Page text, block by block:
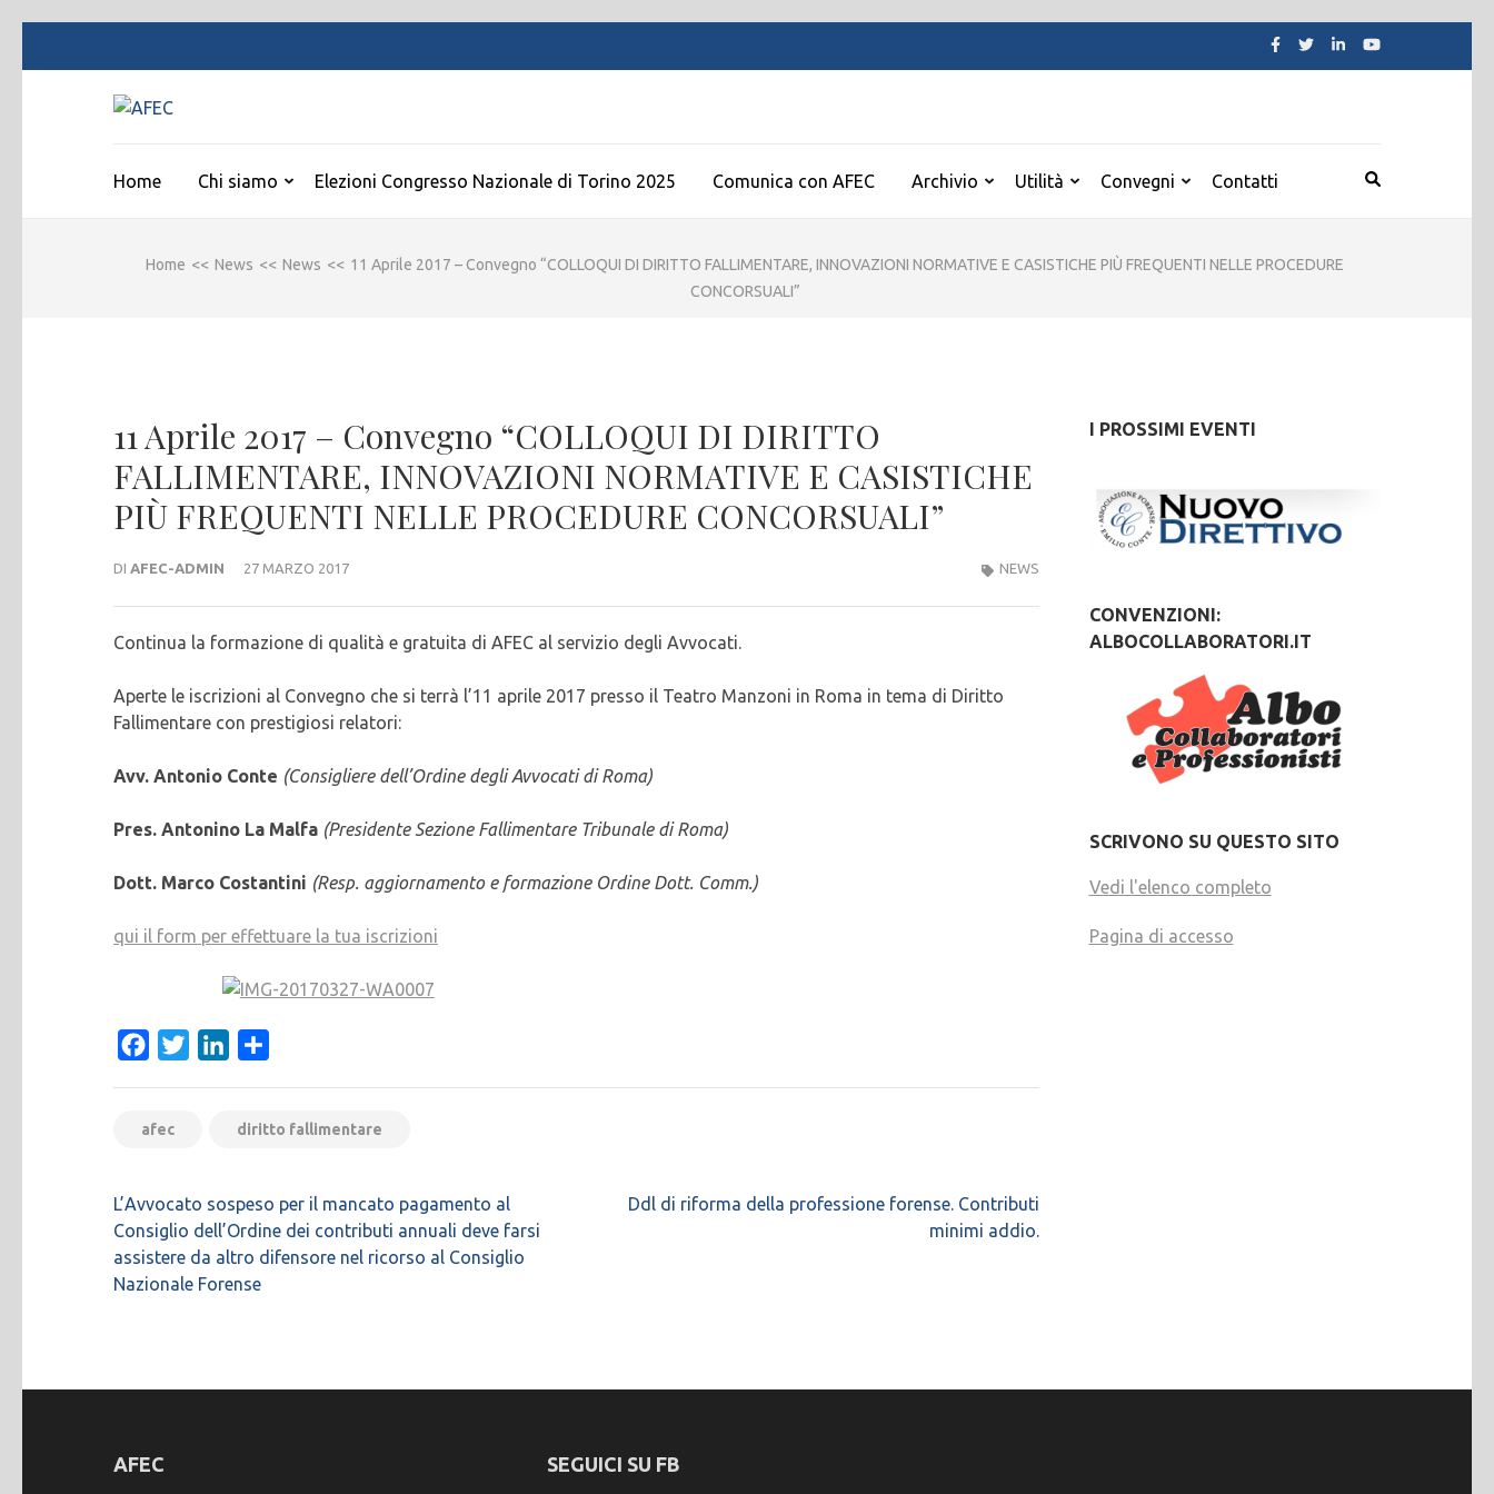
Home Chi siamo Elezioni Congresso Nazionale di Torino 2025 Comunica con AFEC Archivio Utilità Convegni Contatti
Home << News << News << 11 Aprile 2017 – Convegno “COLLOQUI DI DIRITTO FALLIMENTARE, INNOVAZIONI NORMATIVE E CASISTICHE PIÙ FREQUENTI NELLE PROCEDURE
CONCORSUALI”
11 Aprile 2017 – Convegno “COLLOQUI DI DIRITTO
FALLIMENTARE, INNOVAZIONI NORMATIVE E CASISTICHE
PIÙ FREQUENTI NELLE PROCEDURE CONCORSUALI”
DI AFEC-ADMIN 27 MARZO 2017 NEWS
Continua la formazione di qualità e gratuita di AFEC al servizio degli Avvocati.
Aperte le iscrizioni al Convegno che si terrà l’11 aprile 2017 presso il Teatro Manzoni in Roma in tema di Diritto
Fallimentare con prestigiosi relatori:
Avv. Antonio Conte (Consigliere dell’Ordine degli Avvocati di Roma)
Pres. Antonino La Malfa (Presidente Sezione Fallimentare Tribunale di Roma)
Dott. Marco Costantini (Resp. aggiornamento e formazione Ordine Dott. Comm.)
qui il form per effettuare la tua iscrizioni
FacebookTwitterLinkedIn
afec diritto fallimentare
Navigazione
articoli
L’Avvocato sospeso per il mancato pagamento al
Consiglio dell’Ordine dei contributi annuali deve farsi
assistere da altro difensore nel ricorso al Consiglio
Nazionale Forense
Ddl di riforma della professione forense. Contributi
minimi addio.
I PROSSIMI EVENTI
CONVENZIONI:
ALBOCOLLABORATORI.IT
SCRIVONO SU QUESTO SITO
Vedi l'elenco completo
Pagina di accesso
AFEC SEGUICI SU FB